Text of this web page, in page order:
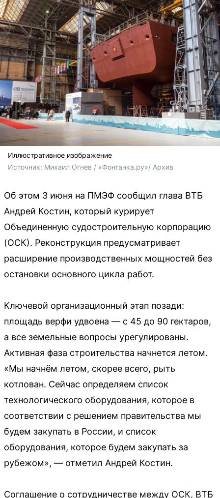
Иллюстративное изображение
Источник: Михаил Огнев / «Фонтанка.ру»/ Архив
Об этом 3 июня на ПМЭФ сообщил глава ВТБ
Андрей Костин, который курирует
Объединенную судостроительную корпорацию
(ОСК). Реконструкция предусматривает
расширение производственных мощностей без
остановки основного цикла работ.
Ключевой организационный этап позади:
площадь верфи удвоена — с 45 до 90 гектаров,
а все земельные вопросы урегулированы.
Активная фаза строительства начнется летом.
«Мы начнём летом, скорее всего, рыть
котлован. Сейчас определяем список
технологического оборудования, которое в
соответствии с решением правительства мы
будем закупать в России, и список
оборудования, которое будем закупать за
рубежом», — отметил Андрей Костин.
Соглашение о сотрудничестве между ОСК, ВТБ